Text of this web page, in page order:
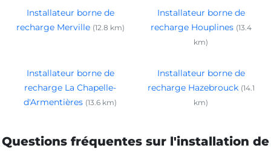
Installateur borne de
recharge Merville (12.8 km)
Installateur borne de
recharge Houplines (13.4
km)
Installateur borne de
recharge La Chapelle-
d'Armentières (13.6 km)
Installateur borne de
recharge Hazebrouck (14.1
km)
Questions fréquentes sur l'installation de